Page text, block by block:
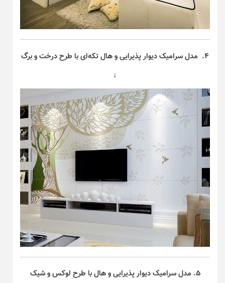
۴. مدل سرامیک دیوار پذیرایی و هال تکه‌ای با طرح درخت و برگ
↓
۵. مدل سرامیک دیوار پذیرایی و هال با طرح لوکس و شیک